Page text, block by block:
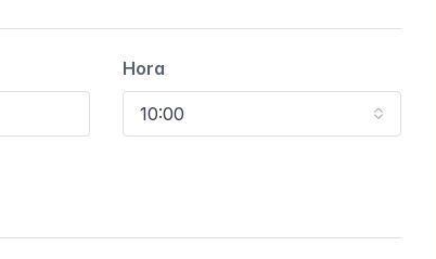
Hora
10:00